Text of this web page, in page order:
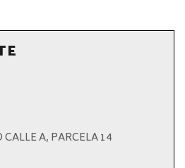
A, PARCELA 14